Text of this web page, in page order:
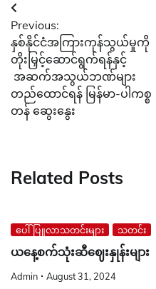
Post
navigation
Previous:
နှစ်နိုင်ငံအကြားကုန်သွယ်မှုကို
တိုးမြှင့်ဆောင်ရွက်ရန်နှင့်
အဆက်အသွယ်ဘဏ်များ
တည်ထောင်ရန် မြန်မာ-ပါကစ္စ
တန် ဆွေးနွေး
Related Posts
ပေါ်ပြူလာသတင်းများ သတင်း
ယနေ့စက်သုံးဆီဈေးနှုန်းများ
Admin August 31, 2024